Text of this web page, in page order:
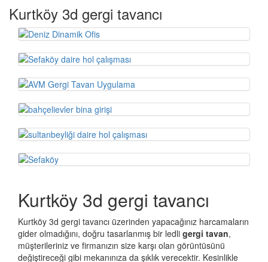
Kurtköy 3d gergi tavancı
Kurtköy 3d gergi tavancı
Kurtköy 3d gergi tavancı üzerinden yapacağınız harcamaların
gider olmadığını, doğru tasarlanmış bir ledli gergi tavan,
müşterileriniz ve firmanızın size karşı olan görüntüsünü
değiştireceği gibi mekanınıza da şıklık verecektir. Kesinlikle